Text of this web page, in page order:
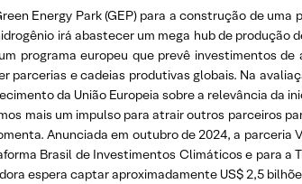
Energy Park (GEP) para a construção de
irá abastecer um mega hub de
programa europeu que prevê investimentos
parcerias e cadeias produtivas globais. Na
da União Europeia sobre a relevância da
mais um impulso para atrair outros parceiros
Anunciada em outubro de 2024, a
Brasil de Investimentos Climáticos e para
espera captar aproximadamente US$ 2,5